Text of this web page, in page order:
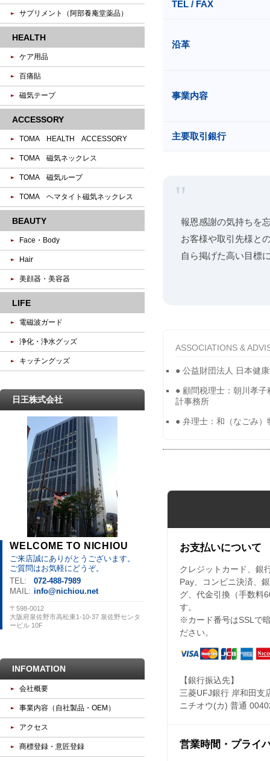
TEL / FAX
沿革
事業内容
主要取引銀行
"
報恩感謝の気持ちを
お客様や取引先様と
自ら掲げた高い目標
ASSOCIATIONS &
● 公益財団法人 日本健
● 顧問税理士：朝川孝
計事務所
● 弁理士：和（なごみ）
お支払いについて
クレジットカード、銀
Pay、コンビニ決済、
グ、代金引換（手数料
す。
※カード番号はSSLで
ださい。
【銀行振込先】
三菱UFJ銀行 岸和田支
ニチオウ(カ) 普通
営業時間・プライ
サプリメント（阿部養庵堂薬品）
HEALTH
ケア用品
百痛貼
磁気テープ
ACCESSORY
TOMA HEALTH ACCESSORY
TOMA 磁気ネックレス
TOMA 磁気ループ
TOMA ヘマタイト磁気ネックレス
BEAUTY
Face・Body
Hair
美顔器・美容器
LIFE
電磁波ガード
浄化・浄水グッズ
キッチングッズ
日王株式会社
WELCOME TO NICHIOU
ご来店誠にありがとうございます。
ご質問はお気軽にどうぞ。
TEL:
072-488-7989
MAIL: info@nichiou.net
〒598-0012
大阪府泉佐野市高松東1-10-37 泉佐野センタ
ービル 10F
INFOMATION
会社概要
事業内容（自社製品・OEM）
アクセス
商標登録・意匠登録